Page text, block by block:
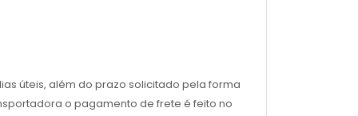
úteis, além do prazo solicitado pela forma
o pagamento de frete é feito no